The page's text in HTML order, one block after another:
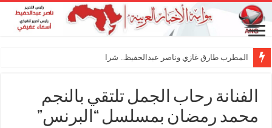
المطرب طارق غازي وناصر عبدالحفيظ.. شراكة فنية ت
الفنانة رحاب الجمل تلتقي بالنجم
محمد رمضان بمسلسل “البرنس”